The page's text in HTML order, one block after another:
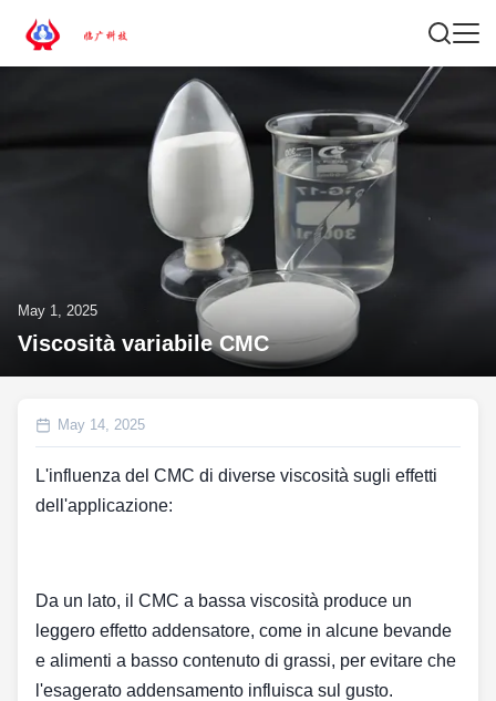
May 1, 2025
Viscosità variabile CMC
May 14, 2025
L'influenza del CMC di diverse viscosità sugli effetti
dell'applicazione:
Da un lato, il CMC a bassa viscosità produce un
leggero effetto addensatore, come in alcune bevande
e alimenti a basso contenuto di grassi, per evitare che
l'esagerato addensamento influisca sul gusto.